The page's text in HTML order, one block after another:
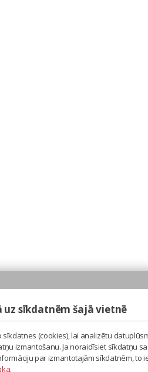
uz sīkdatnēm šajā vietnē
(cookies), lai analizētu
izmantošanu. Ja noraidīsiet sīkdatņu
par izmantotajām sīkdatnēm,
.